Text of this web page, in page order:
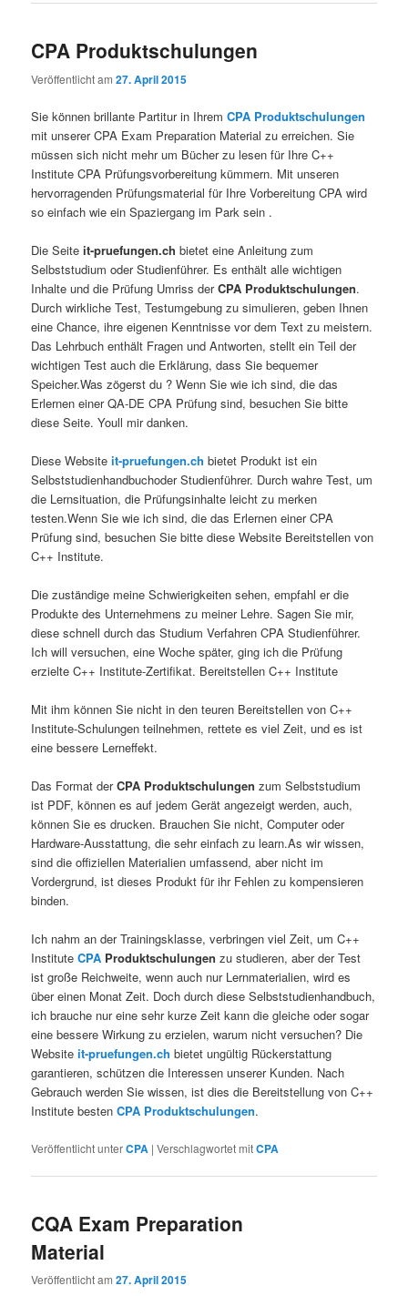
CPA Produktschulungen
Veröffentlicht am27. April 2015
Sie können brillante Partitur in IhremCPA Produktschulungen
mit unserer CPA Exam Preparation Material zu erreichen. Sie
müssen sich nicht mehr um Bücher zu lesen für Ihre C++
Institute CPA Prüfungsvorbereitung kümmern. Mit unseren
hervorragenden Prüfungsmaterial für Ihre Vorbereitung CPA wird
so einfach wie ein Spaziergang im Park sein .
Die Seiteit-pruefungen.ch bietet eine Anleitung zum
Selbststudium oder Studienführer. Es enthält alle wichtigen
Inhalte und die Prüfung Umriss derCPA Produktschulungen.
Durch wirkliche Test, Testumgebung zu simulieren, geben Ihnen
eine Chance, ihre eigenen Kenntnisse vor dem Text zu meistern.
Das Lehrbuch enthält Fragen und Antworten, stellt ein Teil der
wichtigen Test auch die Erklärung, dass Sie bequemer
Speicher.Was zögerst du ? Wenn Sie wie ich sind, die das
Erlernen einer QA-DE CPA Prüfung sind, besuchen Sie bitte
diese Seite. Youll mir danken.
Diese Websiteit-pruefungen.ch bietet Produkt ist ein
Selbststudienhandbuchoder Studienführer. Durch wahre Test, um
die Lernsituation, die Prüfungsinhalte leicht zu merken
testen.Wenn Sie wie ich sind, die das Erlernen einer CPA
Prüfung sind, besuchen Sie bitte diese Website Bereitstellen von
C++ Institute.
Die zuständige meine Schwierigkeiten sehen, empfahl er die
Produkte des Unternehmens zu meiner Lehre. Sagen Sie mir,
diese schnell durch das Studium Verfahren CPA Studienführer.
Ich will versuchen, eine Woche später, ging ich die Prüfung
erzielte C++ Institute-Zertifikat. Bereitstellen C++ Institute
Mit ihm können Sie nicht in den teuren Bereitstellen von C++
Institute-Schulungen teilnehmen, rettete es viel Zeit, und es ist
eine bessere Lerneffekt.
Das Format derCPA Produktschulungen zum Selbststudium
ist PDF, können es auf jedem Gerät angezeigt werden, auch,
können Sie es drucken. Brauchen Sie nicht, Computer oder
Hardware-Ausstattung, die sehr einfach zu learn.As wir wissen,
sind die offiziellen Materialien umfassend, aber nicht im
Vordergrund, ist dieses Produkt für ihr Fehlen zu kompensieren
binden.
Ich nahm an der Trainingsklasse, verbringen viel Zeit, um C++
InstituteCPA Produktschulungen zu studieren, aber der Test
ist große Reichweite, wenn auch nur Lernmaterialien, wird es
über einen Monat Zeit. Doch durch diese Selbststudienhandbuch,
ich brauche nur eine sehr kurze Zeit kann die gleiche oder sogar
eine bessere Wirkung zu erzielen, warum nicht versuchen? Die
Websiteit-pruefungen.ch bietet ungültig Rückerstattung
garantieren, schützen die Interessen unserer Kunden. Nach
Gebrauch werden Sie wissen, ist dies die Bereitstellung von C++
Institute bestenCPA Produktschulungen.
Veröffentlicht unterCPA |Verschlagwortet mitCPA
CQA Exam Preparation
Material
Veröffentlicht am27. April 2015